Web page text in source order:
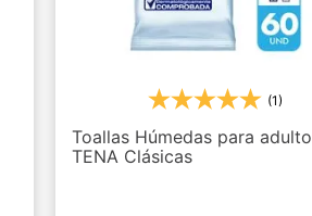
(1)
Toallas Húmedas para adulto
TENA Clásicas